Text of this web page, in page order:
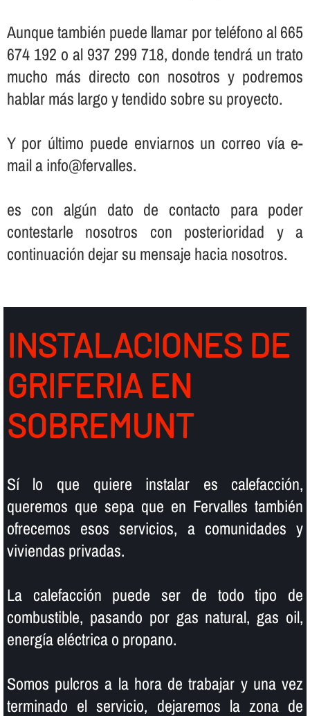
Aunque también puede llamar por teléfono al 665
674 192 o al 937 299 718, donde tendrá un trato
mucho más directo con nosotros y podremos
hablar más largo y tendido sobre su proyecto.
Y por último puede enviarnos un correo ví­a e-
mail a info@fervalles.
es con algún dato de contacto para poder
contestarle nosotros con posterioridad y a
continuación dejar su mensaje hacia nosotros.
INSTALACIONES DE
GRIFERIA EN
SOBREMUNT
Sí­ lo que quiere instalar es calefacción,
queremos que sepa que en Fervalles también
ofrecemos esos servicios, a comunidades y
viviendas privadas.
La calefacción puede ser de todo tipo de
combustible, pasando por gas natural, gas oil,
energí­a eléctrica o propano.
Somos pulcros a la hora de trabajar y una vez
terminado el servicio, dejaremos la zona de